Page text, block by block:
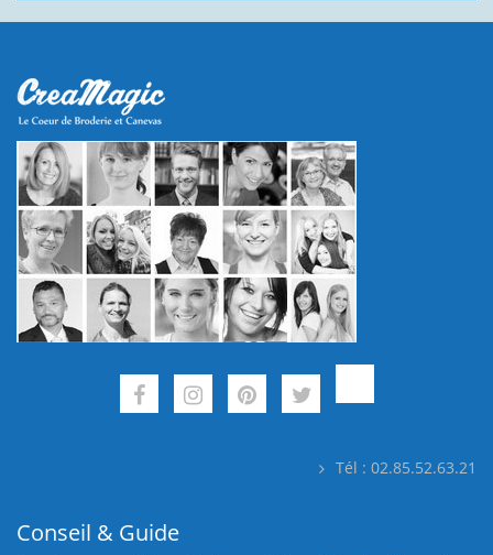
Tél : 02.85.52.63.21
Conseil & Guide